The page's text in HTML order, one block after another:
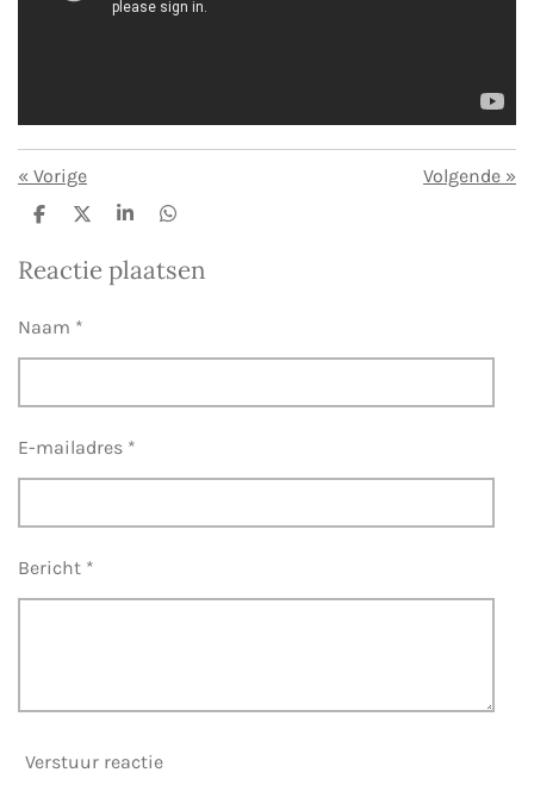
« Vorige Volgende »
D
e
D
e
l
S
a
r
D
e
Reactie plaatsen
Naam *
E-mailadres *
Bericht *
Verstuur reactie